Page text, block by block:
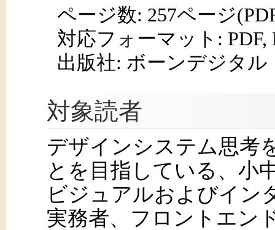
ページ数: 257ページ
対応フォーマット: PDF,
出版社: ボーンデジタル
対象読者
デザインシステム思考
とを目指している、小
ビジュアルおよびイン
実務者、フロントエン